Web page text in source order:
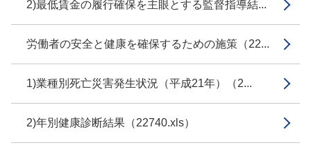
2)最低賃金の履行確保を主眼とする監督指導結...
労働者の安全と健康を確保するための施策（22...
1)業種別死亡災害発生状況（平成21年）（2...
2)年別健康診断結果（22740.xls）